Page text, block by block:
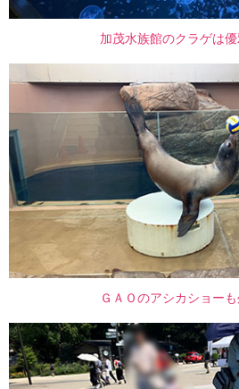
加茂水族館のクラゲは優
ＧＡＯのアシカショー